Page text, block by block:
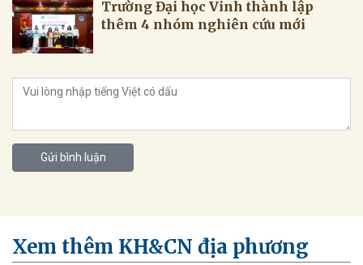
Trường Đại học Vinh thành lập
thêm 4 nhóm nghiên cứu mới
Gửi bình luận
Xem thêm KH&CN địa phương